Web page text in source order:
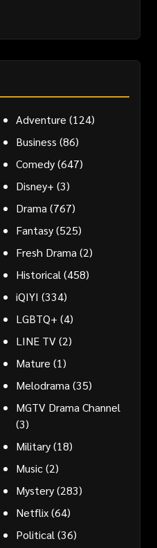
Adventure (124)
Business (86)
Comedy(647)
Disney+ (3)
Drama (767)
Fantasy(525)
Fresh Drama (2)
Historical (458)
iQIYI (334)
LGBTQ+ (4)
LINE TV(2)
Mature (1)
Melodrama (35)
MGTV Drama Channel
(3)
Military(18)
Music(2)
Mystery(283)
Netflix(64)
Political (36)